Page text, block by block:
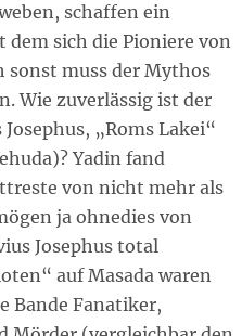
schaffen ein
dem sich die Pioniere von
sonst muss der Mythos
Wie zuverlässig ist der
„Roms Lakei“
Yadin fand
von nicht mehr als
ja ohnedies von
Josephus total
auf Masada waren
Bande Fanatiker,